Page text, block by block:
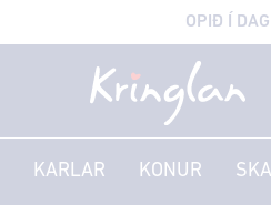
OPIÐ Í
KARLAR KONUR